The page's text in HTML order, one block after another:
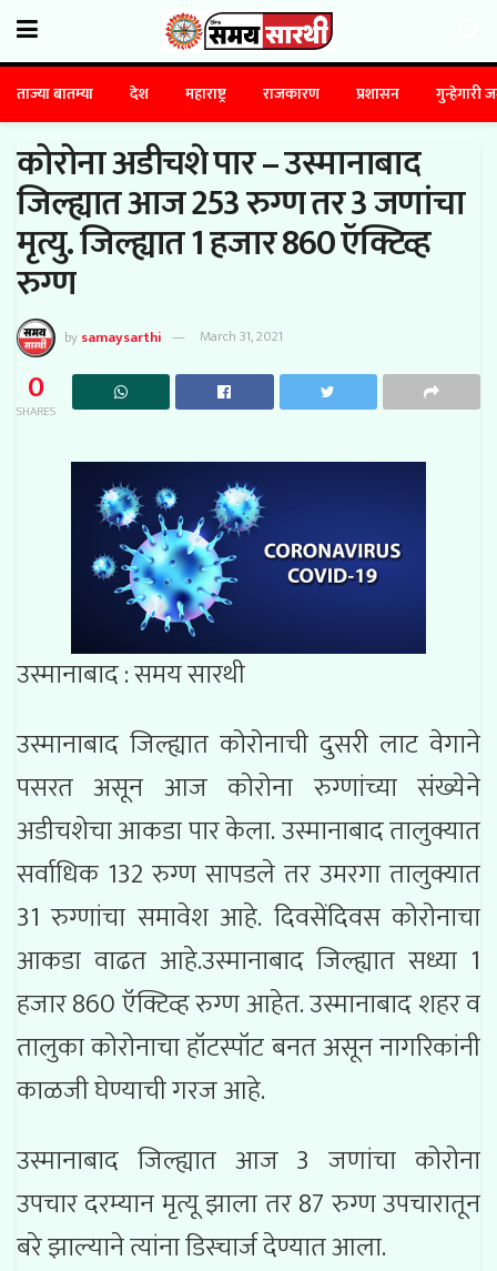
ताज्या बातम्या देश महाराष्ट्र राजकारण प्रशासन गुन्हेगारी
कोरोना अडीचशे पार – उस्मानाबाद
जिल्ह्यात आज 253 रुग्ण तर 3 जणांचा
मृत्यु. जिल्ह्यात 1 हजार 860 ऍक्टिव्ह
रुग्ण
bysamaysarthi March 31, 2021
0
SHARES
उस्मानाबाद : समय सारथी
उस्मानाबाद जिल्ह्यात कोरोनाची दुसरी लाट वेगाने
पसरत असून आज कोरोना रुग्णांच्या संख्येने
अडीचशेचा आकडा पार केला. उस्मानाबाद तालुक्यात
सर्वाधिक 132 रुग्ण सापडले तर उमरगा तालुक्यात
31 रुग्णांचा समावेश आहे. दिवसेंदिवस कोरोनाचा
आकडा वाढत आहे.उस्मानाबाद जिल्ह्यात सध्या 1
हजार 860 ऍक्टिव्ह रुग्ण आहेत. उस्मानाबाद शहर व
तालुका कोरोनाचा हॉटस्पॉट बनत असून नागरिकांनी
काळजी घेण्याची गरज आहे.
उस्मानाबाद जिल्ह्यात आज 3 जणांचा कोरोना
उपचार दरम्यान मृत्यू झाला तर 87 रुग्ण उपचारातून
बरे झाल्याने त्यांना डिस्चार्ज देण्यात आला.